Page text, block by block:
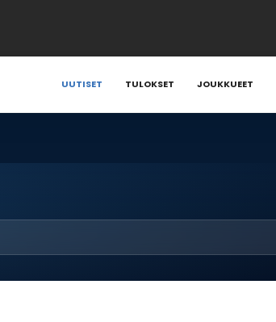
UUTISET TULOKSET JOUKKUEET